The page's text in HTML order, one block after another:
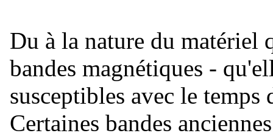
Du à la nature du matériel
bandes magnétiques -
susceptibles avec le
Certaines bandes